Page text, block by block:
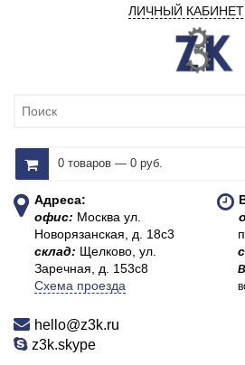
ЛИЧНЫЙ
0 товаров — 0 руб.
Адреса:
офис: Москва ул.
Новорязанская, д. 18с3
склад: Щелково, ул.
Заречная, д. 153с8
Схема проезда
hello@z3k.ru
z3k.skype